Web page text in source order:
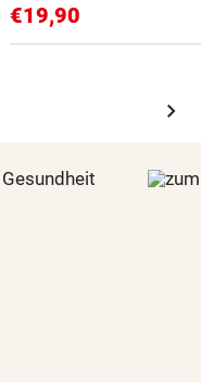
€19,90
chevron_right